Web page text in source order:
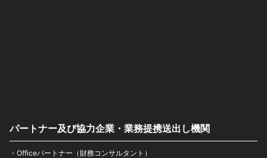
パートナー及び協力企業・業務提携送出し機関
・Officeパートナー（財務コンサルタント）